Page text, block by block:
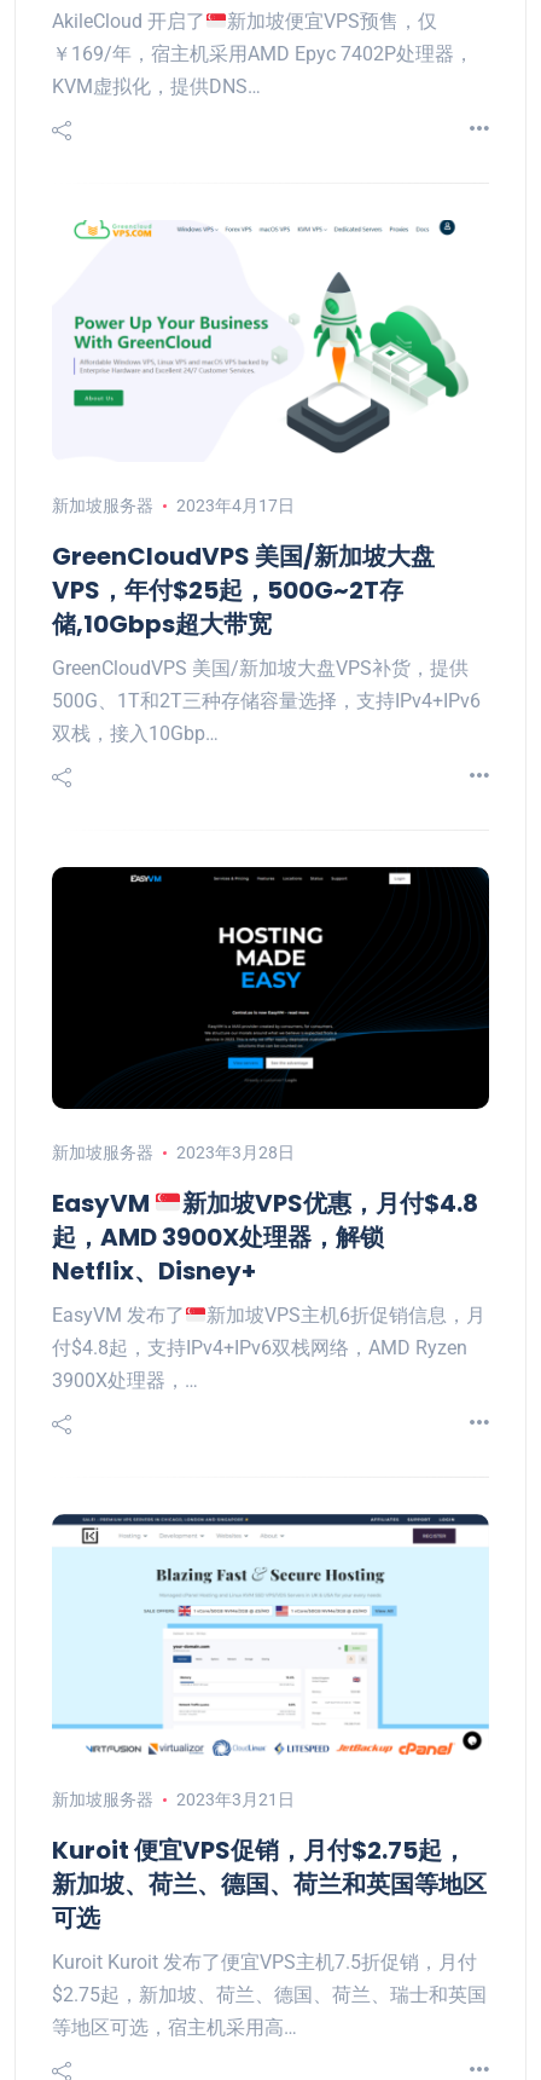
AkileCloud 开启了
新加坡便宜VPS预售，仅
￥169/年，宿主机采用AMD Epyc 7402P处理器，
KVM虚拟化，提供DNS…
新加坡服务器 2023年4月17日
GreenCloudVPS 美国/新加坡大盘
VPS，年付$25起，500G~2T存
储,10Gbps超大带宽
GreenCloudVPS 美国/新加坡大盘VPS补货，提供
500G、1T和2T三种存储容量选择，支持IPv4+IPv6
双栈，接入10Gbp…
新加坡服务器 2023年3月28日
EasyVM
新加坡VPS优惠，月付$4.8
起，AMD 3900X处理器，解锁
Netflix、Disney+
EasyVM 发布了
新加坡VPS主机6折促销信息，月
付$4.8起，支持IPv4+IPv6双栈网络，AMD Ryzen
3900X处理器，…
新加坡服务器 2023年3月21日
Kuroit 便宜VPS促销，月付$2.75起，
新加坡、荷兰、德国、荷兰和英国等地区
可选
Kuroit Kuroit 发布了便宜VPS主机7.5折促销，月付
$2.75起，新加坡、荷兰、德国、荷兰、瑞士和英国
等地区可选，宿主机采用高…